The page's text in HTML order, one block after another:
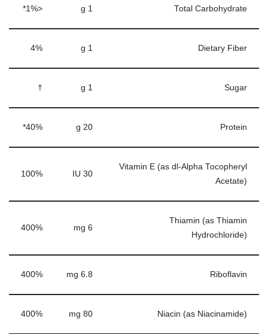
Total Carbohydrate
1 g
<1%*
Dietary Fiber
1 g
4%
Sugar
1 g
†
Protein
20 g
40%*
Vitamin E (as dl-Alpha Tocopheryl
Acetate)
30 IU
100%
Thiamin (as Thiamin
Hydrochloride)
6 mg
400%
Riboflavin
6.8 mg
400%
Niacin (as Niacinamide)
80 mg
400%